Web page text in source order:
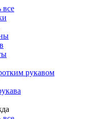
все
рукавом